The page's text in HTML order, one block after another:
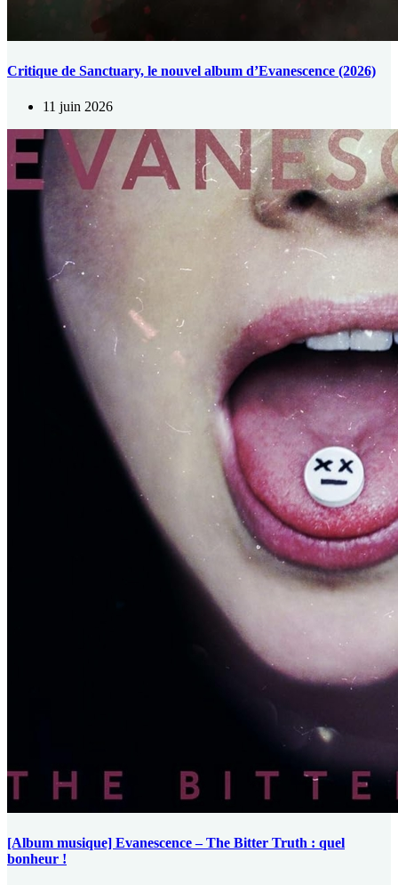
Critique de Sanctuary, le nouvel album d’Evanescence (2026)
11 juin 2026
[Album musique] Evanescence – The Bitter Truth : quel
bonheur !